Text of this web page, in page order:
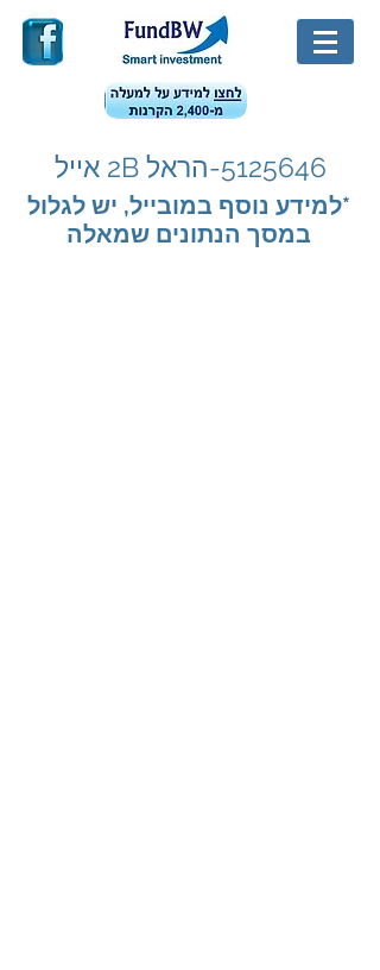
5125646-הראל 2B אייל
*למידע נוסף במובייל, יש לגלול
במסך הנתונים שמאלה